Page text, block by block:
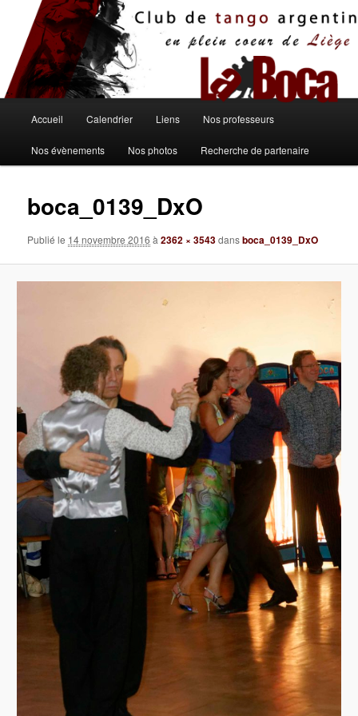
contenu
principal
principal
Accueil Calendrier Liens Nos professeurs
Nos évènements Nos photos Recherche de partenaire
boca_0139_DxO
Publié le 14 novembre 2016 à2362 × 3543dansboca_0139_DxO